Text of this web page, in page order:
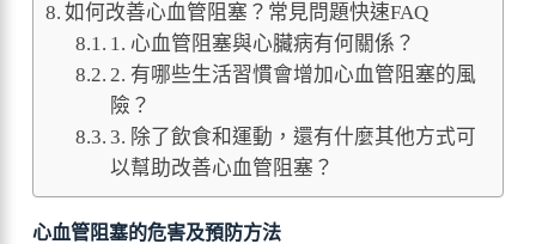
如何改善心血管阻塞？常見問題快速FAQ
1. 心血管阻塞與心臟病有何關係？
2. 有哪些生活習慣會增加心血管阻塞的風
險？
3. 除了飲食和運動，還有什麼其他方式可
以幫助改善心血管阻塞？
心血管阻塞的危害及預防方法